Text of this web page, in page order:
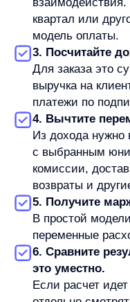
Это еще не чистая
не учтены постоянные
развитие сайта и другие
относятся к бизнесу в
помогает понять,
после прямых
Теперь допустим, что
канала.
Если привлечение
в этой модели
учета привлечения
привлечение обходится
по первому заказу
минус 500 рублей.
Из этого нельзя
канал плохой. Если
повторные покупки,
Но пример показывает